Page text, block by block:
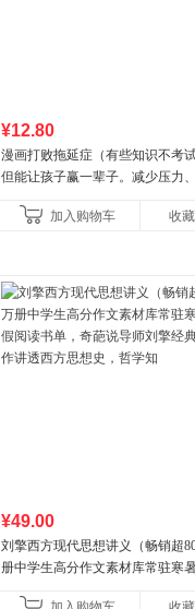
¥12.80
漫画打败拖延症（有些知识不考
但能让孩子赢一辈子。减少压力
合“小行动”触发大脑行动开
加入购物车 收藏
¥49.00
刘擎西方现代思想讲义（畅销超
册中学生高分作文素材库常驻寒